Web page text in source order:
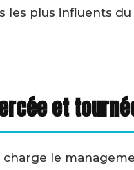
les plus influents du
et
charge le